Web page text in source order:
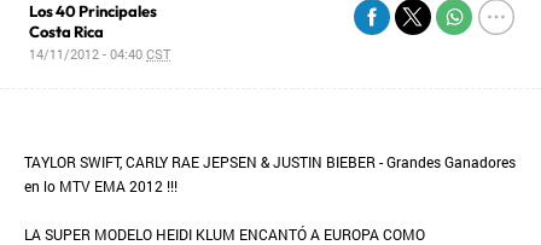
Los 40 Principales
Costa Rica
14/11/2012 - 04:40CST
TAYLOR SWIFT, CARLY RAE JEPSEN & JUSTIN BIEBER - Grandes Ganadores
en lo MTV EMA 2012 !!!
LA SUPER MODELO HEIDI KLUM ENCANTÓ A EUROPA COMO